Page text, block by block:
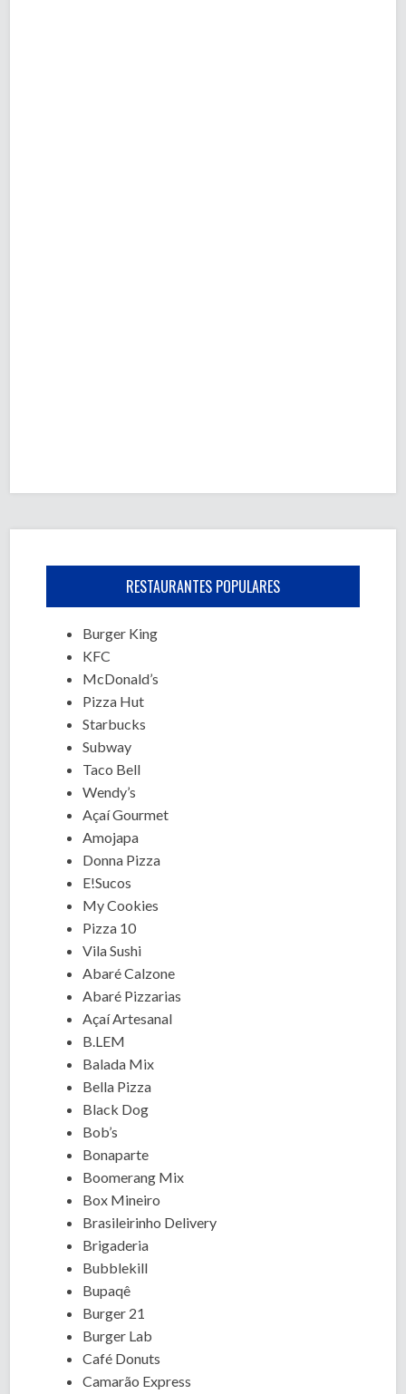
RESTAURANTES POPULARES
Burger King
KFC
McDonald’s
Pizza Hut
Starbucks
Subway
Taco Bell
Wendy’s
Açaí Gourmet
Amojapa
Donna Pizza
E!Sucos
My Cookies
Pizza 10
Vila Sushi
Abaré Calzone
Abaré Pizzarias
Açaí Artesanal
B.LEM
Balada Mix
Bella Pizza
Black Dog
Bob’s
Bonaparte
Boomerang Mix
Box Mineiro
Brasileirinho Delivery
Brigaderia
Bubblekill
Bupaqê
Burger 21
Burger Lab
Café Donuts
Camarão Express